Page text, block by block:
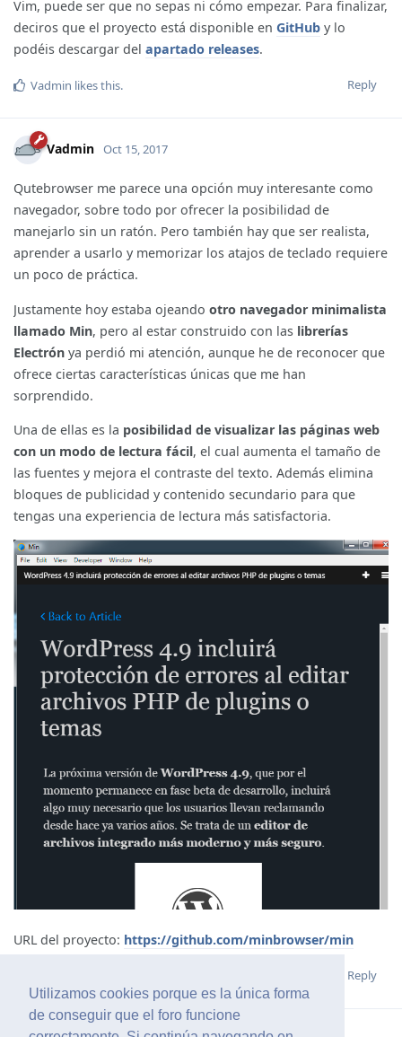
Utilizamos cookies porque es la única forma
de conseguir que el foro funcione
Vim, puede ser que no sepas ni cómo empezar. Para finalizar,
deciros que el proyecto está disponible en GitHub y lo
podéis descargar del apartado releases.
Reply
Vadmin likes this.
Vadmin Oct 15, 2017
Qutebrowser me parece una opción muy interesante como
navegador, sobre todo por ofrecer la posibilidad de
manejarlo sin un ratón. Pero también hay que ser realista,
aprender a usarlo y memorizar los atajos de teclado requiere
un poco de práctica.
Justamente hoy estaba ojeando otro navegador minimalista
llamado Min, pero al estar construido con las librerías
Electrón ya perdió mi atención, aunque he de reconocer que
ofrece ciertas características únicas que me han
sorprendido.
Una de ellas es la posibilidad de visualizar las páginas web
con un modo de lectura fácil, el cual aumenta el tamaño de
las fuentes y mejora el contraste del texto. Además elimina
bloques de publicidad y contenido secundario para que
tengas una experiencia de lectura más satisfactoria.
URL del proyecto: https://github.com/minbrowser/min
Reply